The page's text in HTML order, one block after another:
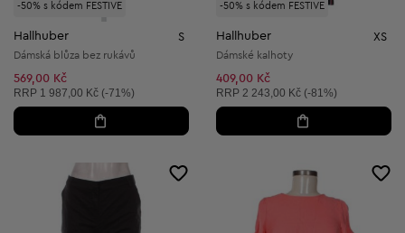
-50% s kódem FESTIVE
Hallhuber S
Dámská blůza bez rukávů
569,00 Kč
Doporučená cena:
RRP 1 987,00 Kč (-71%)
-50% s kódem FESTIVE
Hallhuber XS
Dámské kalhoty
409,00 Kč
Doporučená cena:
RRP 2 243,00 Kč (-81%)